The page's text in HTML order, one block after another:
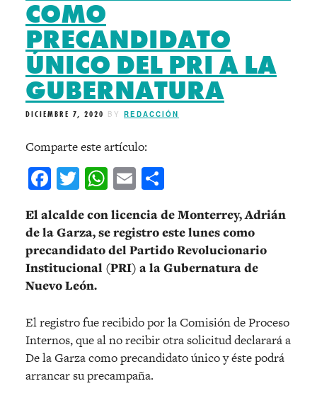
COMO
PRECANDIDATO
ÚNICO DEL PRI A LA
GUBERNATURA
DICIEMBRE 7, 2020 BY REDACCIÓN
Comparte este artículo:
Facebook
Twitter
WhatsApp
Email
El alcalde con licencia de Monterrey, Adrián
de la Garza, se registro este lunes como
precandidato del Partido Revolucionario
Institucional (PRI) a la Gubernatura de
Nuevo León.
El registro fue recibido por la Comisión de Proceso
Internos, que al no recibir otra solicitud declarará a
De la Garza como precandidato único y éste podrá
arrancar su precampaña.